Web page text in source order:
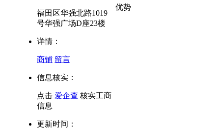
福田区华强北路1019
号华强广场D座23楼
详情：
商铺 留言
信息核实：
点击 爱企查 核实工商
信息
更新时间：
优势